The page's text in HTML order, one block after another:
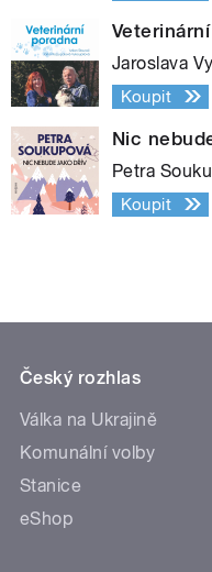
Jaroslava
Koupit
Nic
Petra
Koupit
Český rozhlas
Válka na Ukrajině
Komunální volby
Stanice
eShop